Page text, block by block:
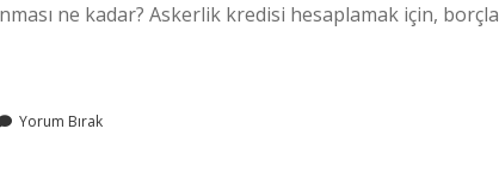
ne kadar? Askerlik kredisi hesaplamak için,
Yorum Bırak